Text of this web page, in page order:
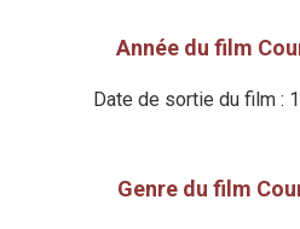
Année du film
Date de sortie du film :
Genre du film